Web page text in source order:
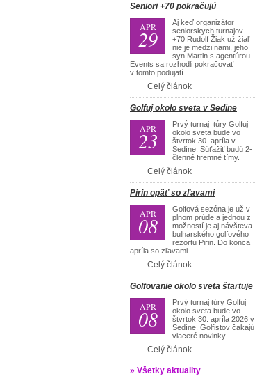
Seniori +70 pokračujú
APR
29
Aj keď organizátor
seniorskych turnajov
+70 Rudolf Žiak už žiaľ
nie je medzi nami, jeho
syn Martin s agentúrou
Events sa rozhodli pokračovať
v tomto podujatí.
Celý článok
Golfuj okolo sveta v Sedíne
APR
23
Prvý turnaj túry Golfuj
okolo sveta bude vo
štvrtok 30. apríla v
Sedíne. Súťažiť budú 2-
členné firemné tímy.
Celý článok
Pirin opäť so zľavami
APR
08
Golfová sezóna je už v
plnom prúde a jednou z
možností je aj návšteva
bulharského golfového
rezortu Pirin. Do konca
apríla so zľavami.
Celý článok
Golfovanie okolo sveta štartuje
APR
08
Prvý turnaj túry Golfuj
okolo sveta bude vo
štvrtok 30. apríla 2026 v
Sedíne. Golfistov čakajú
viaceré novinky.
Celý článok
» Všetky aktuality